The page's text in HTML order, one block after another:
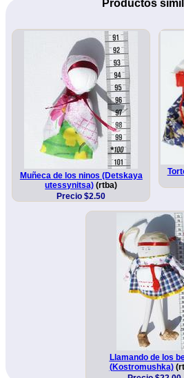
Productos
Muñeca de los ninos (Detskaya
utessynitsa) (rtba)
Precio $2.50
Llamando de los
(Kostromushka)